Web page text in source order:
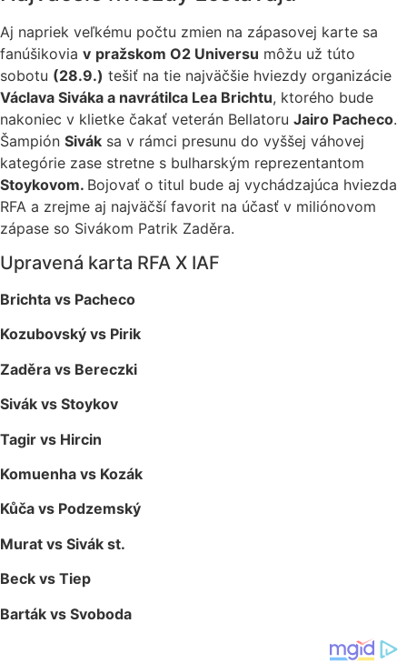
Aj napriek veľkému počtu zmien na zápasovej karte sa
fanúšikovia v pražskom O2 Universu môžu už túto
sobotu (28.9.) tešiť na tie najväčšie hviezdy organizácie
Václava Siváka a navrátilca Lea Brichtu, ktorého bude
nakoniec v klietke čakať veterán Bellatoru Jairo Pacheco.
Šampión Sivák sa v rámci presunu do vyššej váhovej
kategórie zase stretne s bulharským reprezentantom
Stoykovom. Bojovať o titul bude aj vychádzajúca hviezda
RFA a zrejme aj najväčší favorit na účasť v miliónovom
zápase so Sivákom Patrik Zaděra.
Upravená karta RFA X IAF
Brichta vs Pacheco
Kozubovský vs Pirik
Zaděra vs Bereczki
Sivák vs Stoykov
Tagir vs Hircin
Komuenha vs Kozák
Kůča vs Podzemský
Murat vs Sivák st.
Beck vs Tiep
Barták vs Svoboda